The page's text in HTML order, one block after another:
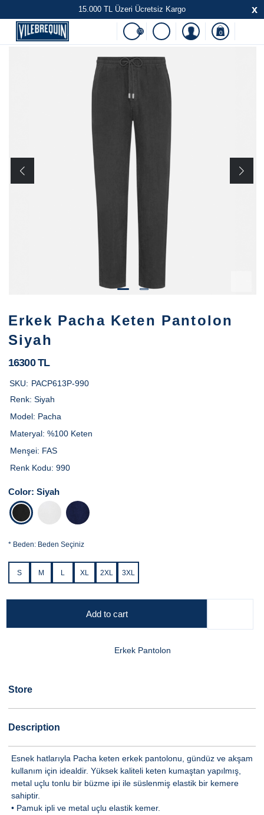
15.000 TL Üzeri Ücretsiz Kargo x
(0) 0
Erkek Pacha Keten Pantolon
Siyah
16300 TL
SKU: PACP613P-990
Renk: Siyah
Model: Pacha
Materyal: %100 Keten
Menşei: FAS
Renk Kodu: 990
Color: Siyah
* Beden: Beden Seçiniz
S M L XL 2XL 3XL
Add to cart
Erkek Pantolon
Store
Description
Esnek hatlarıyla Pacha keten erkek pantolonu, gündüz ve akşam
kullanım için idealdir. Yüksek kaliteli keten kumaştan yapılmış,
metal uçlu tonlu bir büzme ipi ile süslenmiş elastik bir kemere
sahiptir.
• Pamuk ipli ve metal uçlu elastik kemer.